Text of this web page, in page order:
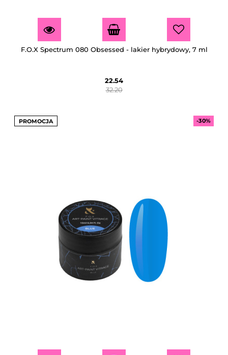
F.O.X Spectrum 080 Obsessed - lakier hybrydowy, 7 ml
22.54
32.20
PROMOCJA -30%